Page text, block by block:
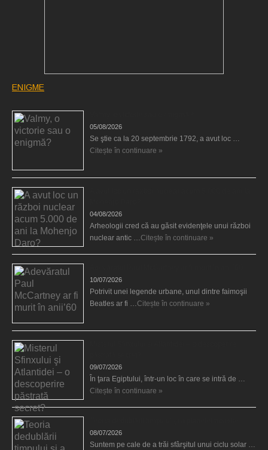
ENIGME
05/08/2026
Se ştie ca la 20 septembrie 1792, a avut loc …
Citește în continuare »
04/08/2026
Arheologii cred că au găsit evidenţele unui război
nuclear antic …Citește în continuare »
10/07/2026
Potrivit unei legende urbane, unul dintre faimoşii
Beatles ar fi …Citește în continuare »
09/07/2026
În ţara Egiptului, într-un loc în care se intră de …
Citește în continuare »
08/07/2026
Suntem pe cale de a trăi sfârşitul unui ciclu solar …